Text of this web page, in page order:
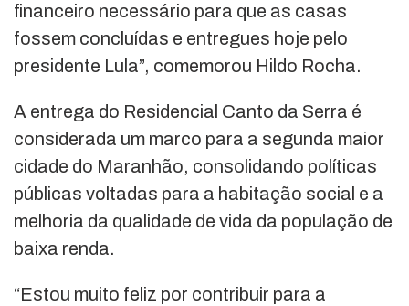
financeiro necessário para que as casas
fossem concluídas e entregues hoje pelo
presidente Lula”, comemorou Hildo Rocha.
A entrega do Residencial Canto da Serra é
considerada um marco para a segunda maior
cidade do Maranhão, consolidando políticas
públicas voltadas para a habitação social e a
melhoria da qualidade de vida da população de
baixa renda.
“Estou muito feliz por contribuir para a